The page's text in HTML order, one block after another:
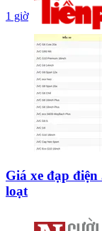
1 giờ
Giá xe đạp
loạt